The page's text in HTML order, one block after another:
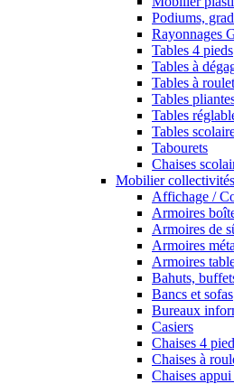
Podiums,
Rayonnages
Tables 4 pieds
Tables à
Tables à
Tables
Tables
Tables
Tabourets
Chaises
Mobilier collectivités
Affichage /
Armoires
Armoires de
Armoires
Armoires
Bahuts,
Bancs et sofas
Bureaux
Casiers
Chaises 4
Chaises à
Chaises